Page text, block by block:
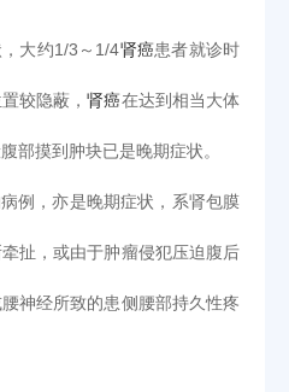
大约1/3～1/4肾癌患者就诊时
较隐蔽，肾癌在达到相当大体
部摸到肿块已是晚期症状。
例，亦是晚期症状，系肾包膜
扯，或由于肿瘤侵犯压迫腹后
神经所致的患侧腰部持久性疼